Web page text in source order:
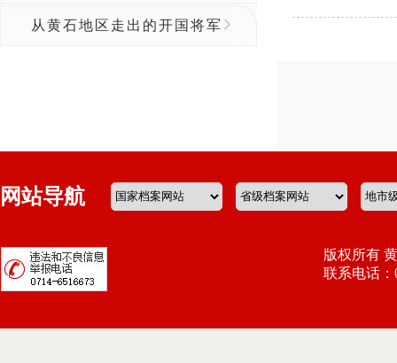
从黄石地区走出的开国将军
网站导航
版权所有
联系电话：